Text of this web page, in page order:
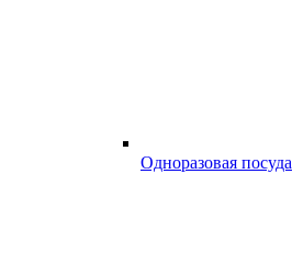
Одноразовая посуда